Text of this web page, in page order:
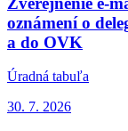
oznámení o
a do OVK
Úradná tabuľa
30. 7. 2026